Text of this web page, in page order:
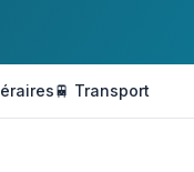
🚆 Transport